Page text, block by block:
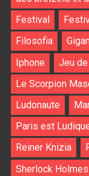
Festival
Filosofia
Iphone
Jeu
Le Scorpion
Ludonaute
Paris est
Reiner Knizia
Sherlock